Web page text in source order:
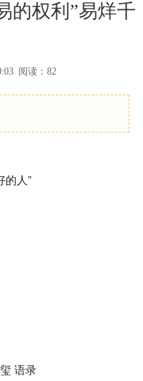
的权利”易烊千
阅读：82
的人”